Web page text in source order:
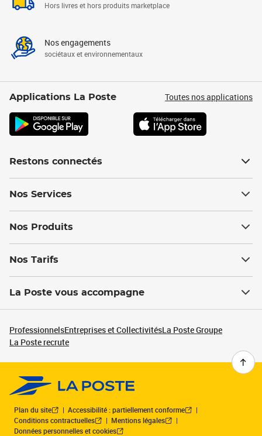
Hors livres et hors produits marketplace
Nos engagements
sociétaux et environnementaux
Applications La Poste Toutes nos applications
Restons connectés
Nos Services
Nos Produits
Nos Tarifs
La Poste vous accompagne
ProfessionnelsEntreprises et CollectivitésLa Poste Groupe
La Poste recrute
Plan du site
Accessibilité : partiellement conforme
Conditions contractuelles
Mentions légales
Données personnelles et cookies